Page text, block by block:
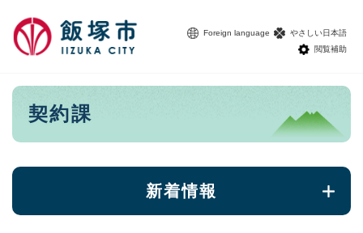
Foreign language
やさしい日本語
閲覧補助
本
契約課
新着情報